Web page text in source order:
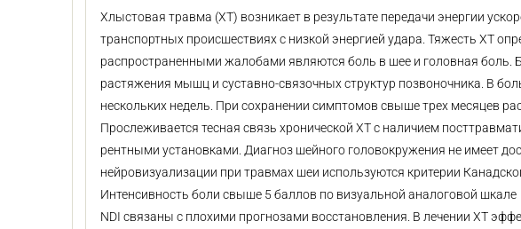
Хлыстовая травма (ХТ) возникает в результате передачи энергии
транспортных происшествиях с низкой энергией удара. Тяжесть ХТ
распространенными жалобами являются боль в шее и головная боль.
растяжения мышц и суставно-связочных структур позвоночника. В
нескольких недель. При сохранении симптомов свыше трех месяцев
Прослеживается тесная связь хронической ХТ с наличием
рентными установками. Диагноз шейного головокружения не имеет
нейровизуализации при травмах шеи используются критерии
Интенсивность боли свыше 5 баллов по визуальной аналоговой
NDI связаны с плохими прогнозами восстановления. В лечении ХТ